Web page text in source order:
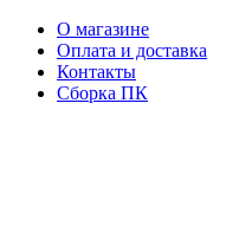
О магазине
Оплата и доставка
Контакты
Сборка ПК